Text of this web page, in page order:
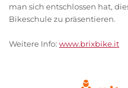
man sich entschlossen hat,
Bikeschule zu präsentieren.
Weitere Info: www.brixbike.it